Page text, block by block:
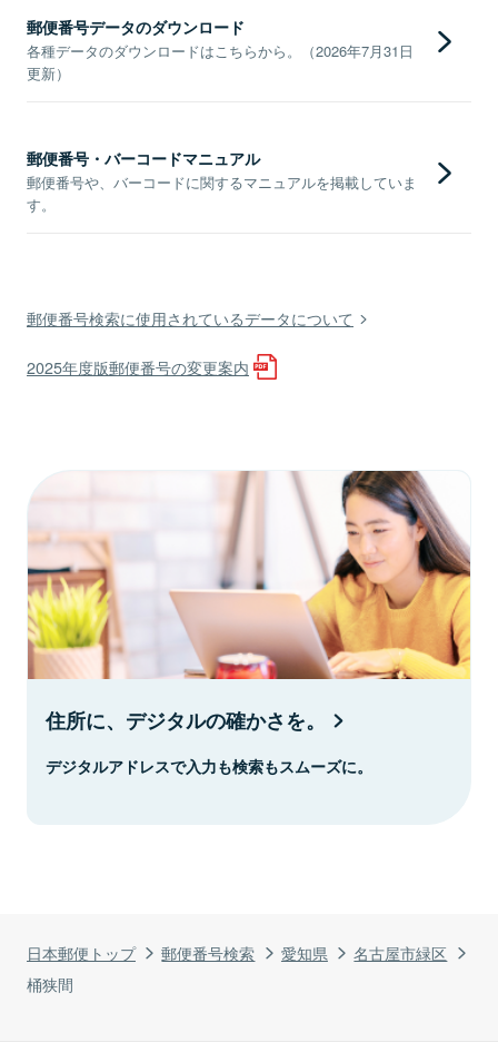
日本郵便トップ 郵便番号検索 愛知県
名古屋市緑区
桶狭間
郵便番号データのダウンロード
各種データのダウンロードはこちらから。（2026年7月31日
更新）
郵便番号・バーコードマニュアル
郵便番号や、バーコードに関するマニュアルを掲載していま
す。
郵便番号検索に使用されているデータについて
2025年度版郵便番号の変更案内
住所に、デジタルの確かさを。
デジタルアドレスで入力も検索もスムーズに。